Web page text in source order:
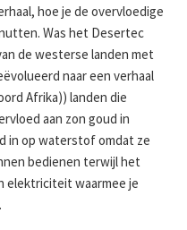
hoe je de overvloedige
Was het Desertec
de westerse landen met
naar een verhaal
Afrika)) landen die
aan zon goud in
in op waterstof omdat ze
bedienen terwijl het
elektriciteit waarmee je